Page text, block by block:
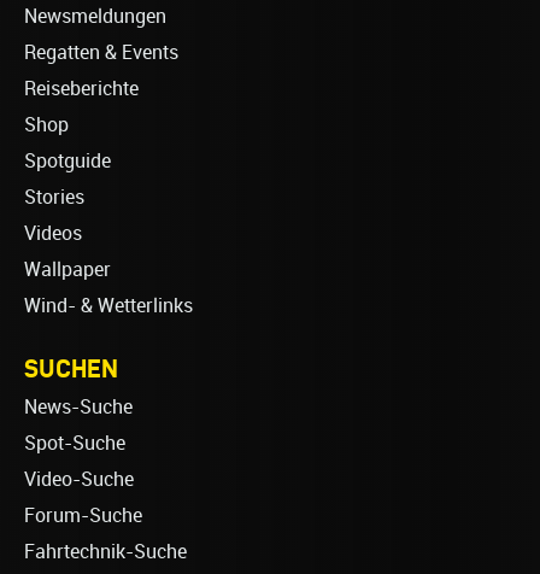
Newsmeldungen
Regatten & Events
Reiseberichte
Shop
Spotguide
Stories
Videos
Wallpaper
Wind- & Wetterlinks
SUCHEN
News-Suche
Spot-Suche
Video-Suche
Forum-Suche
Fahrtechnik-Suche